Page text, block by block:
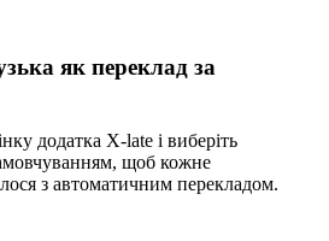
як переклад за
додатка X-late і виберіть
щоб кожне
з автоматичним перекладом.